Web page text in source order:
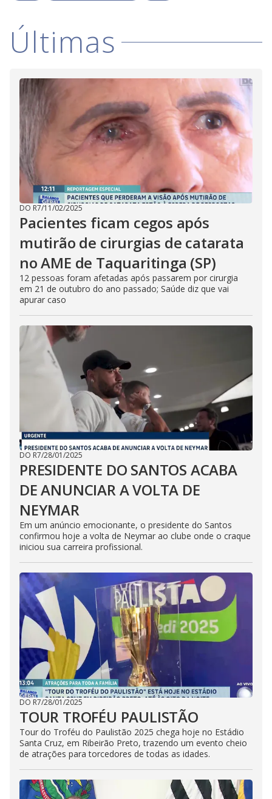
Últimas
DO R7/11/02/2025
Pacientes ficam cegos após
mutirão de cirurgias de catarata
no AME de Taquaritinga (SP)
12 pessoas foram afetadas após passarem por cirurgia
em 21 de outubro do ano passado; Saúde diz que vai
apurar caso
DO R7/28/01/2025
PRESIDENTE DO SANTOS ACABA
DE ANUNCIAR A VOLTA DE
NEYMAR
Em um anúncio emocionante, o presidente do Santos
confirmou hoje a volta de Neymar ao clube onde o craque
iniciou sua carreira profissional.
DO R7/28/01/2025
TOUR TROFÉU PAULISTÃO
Tour do Troféu do Paulistão 2025 chega hoje no Estádio
Santa Cruz, em Ribeirão Preto, trazendo um evento cheio
de atrações para torcedores de todas as idades.